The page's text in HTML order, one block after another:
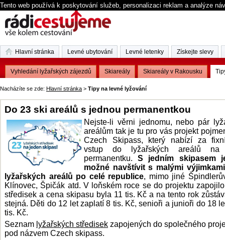
Tento web používá k poskytování služeb, personalizaci reklam a analýze
Nacházíte se zde: Hlavní stránka > Tipy na levné lyžování
Do 23 ski areálů s jednou permanentkou
Nejste-li věrni jednomu, nebo pár
areálům tak je tu pro vás projekt
Czech Skipass, který nabízí za
vstup do lyžařských areálů na
permanentku.S jedním skipasem
možné navštívit s malými
lyžařských areálů po celé republice, mimo jiné
Klínovec, Špičák atd. V loňském roce se do projektu
středisek a cena skipasu byla 11 tis. Kč a na tento rok
stejná. Děti do 12 let zaplatí 8 tis. Kč, senioři a junioři do 18
tis. Kč.
Seznam lyžařských středisek zapojených do společného
pod názvem Czech skipass.
Hlavní stránka Levné ubytování Levné letenky Získejte slevy
Vyhledání lyžařských zájezdů Skiareály Skiareály v Rakousku